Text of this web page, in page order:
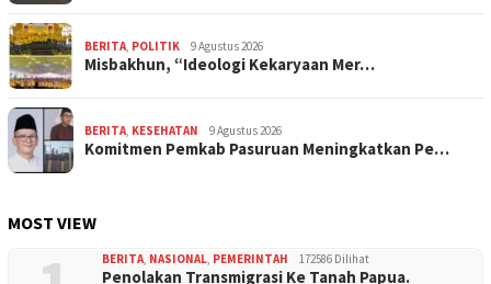
BERITA, POLITIK 9 Agustus 2026
Misbakhun, “Ideologi Kekaryaan Mer…
BERITA, KESEHATAN 9 Agustus 2026
Komitmen Pemkab Pasuruan Meningkatkan Pe…
MOST VIEW
BERITA, NASIONAL, PEMERINTAH 172586 Dilihat
Penolakan Transmigrasi Ke Tanah Papua.